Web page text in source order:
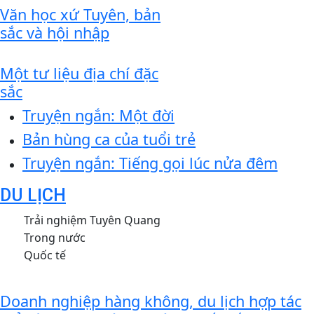
Văn học xứ Tuyên, bản
sắc và hội nhập
Một tư liệu địa chí đặc
sắc
Truyện ngắn: Một đời
Bản hùng ca của tuổi trẻ
Truyện ngắn: Tiếng gọi lúc nửa đêm
DU LỊCH
Doanh nghiệp hàng không, du lịch hợp tác